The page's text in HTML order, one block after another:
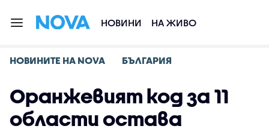
НОВИНИ НА ЖИВО
НОВИНИТЕ НА NOVA БЪЛГАРИЯ
Оранжевият код за 11
области остава